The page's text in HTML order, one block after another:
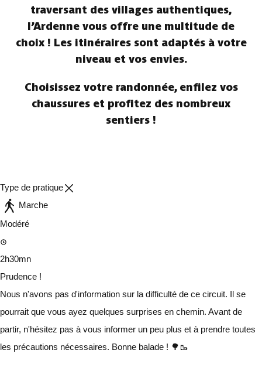
traversant des villages authentiques,
l’Ardenne vous offre une multitude de
choix ! Les itinéraires sont adaptés à votre
niveau et vos envies.
Choisissez votre randonnée, enfilez vos
chaussures et profitez des nombreux
sentiers !
Type de pratique
Marche
Modéré
2h30mn
Prudence !
Nous n'avons pas d'information sur la difficulté de ce circuit. Il se
pourrait que vous ayez quelques surprises en chemin. Avant de
partir, n'hésitez pas à vous informer un peu plus et à prendre toutes
les précautions nécessaires. Bonne balade ! 🌳🥾